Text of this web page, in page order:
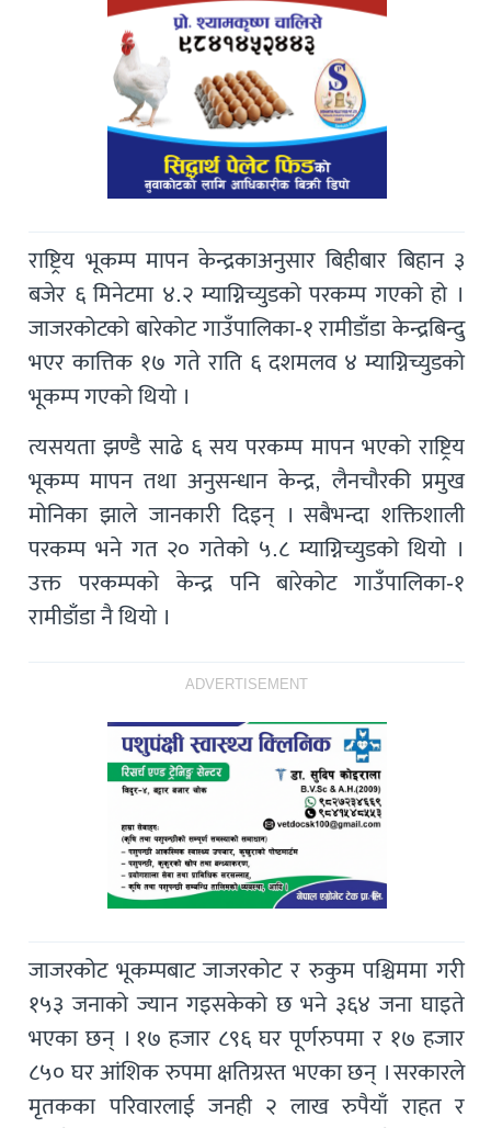
राष्ट्रिय भूकम्प मापन केन्द्रकाअनुसार बिहीबार बिहान ३
बजेर ६ मिनेटमा ४.२ म्याग्निच्युडको परकम्प गएको हो ।
जाजरकोटको बारेकोट गाउँपालिका-१ रामीडाँडा केन्द्रबिन्दु
भएर कात्तिक १७ गते राति ६ दशमलव ४ म्याग्निच्युडको
भूकम्प गएको थियो ।
त्यसयता झण्डै साढे ६ सय परकम्प मापन भएको राष्ट्रिय
भूकम्प मापन तथा अनुसन्धान केन्द्र, लैनचौरकी प्रमुख
मोनिका झाले जानकारी दिइन् । सबैभन्दा शक्तिशाली
परकम्प भने गत २० गतेको ५.८ म्याग्निच्युडको थियो ।
उक्त परकम्पको केन्द्र पनि बारेकोट गाउँपालिका-१
रामीडाँडा नै थियो ।
ADVERTISEMENT
जाजरकोट भूकम्पबाट जाजरकोट र रुकुम पश्चिममा गरी
१५३ जनाको ज्यान गइसकेको छ भने ३६४ जना घाइते
भएका छन् । १७ हजार ८९६ घर पूर्णरुपमा र १७ हजार
८५० घर आंशिक रुपमा क्षतिग्रस्त भएका छन् । सरकारले
मृतकका परिवारलाई जनही २ लाख रुपैयाँ राहत र